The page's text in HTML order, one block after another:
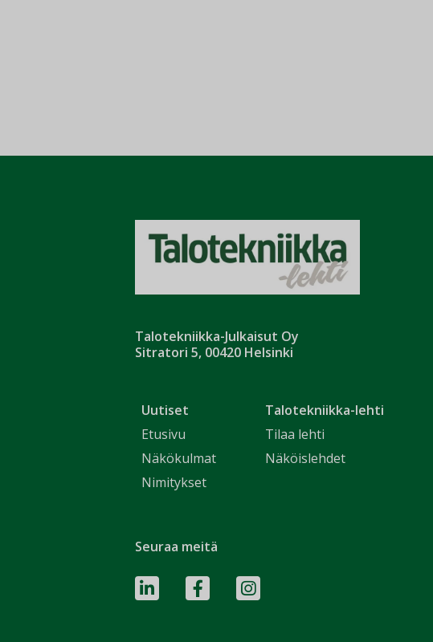
Talotekniikka-Julkaisut Oy
Sitratori 5, 00420 Helsinki
Uutiset
Etusivu
Näkökulmat
Nimitykset
Talotekniikka-lehti
Tilaa lehti
Näköislehdet
Seuraa meitä